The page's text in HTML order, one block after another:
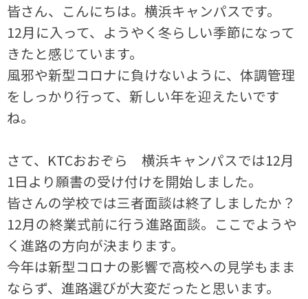
皆さん、こんにちは。横浜キャンパスです。
12月に入って、ようやく冬らしい季節になって
きたと感じています。
風邪や新型コロナに負けないように、体調管理
をしっかり行って、新しい年を迎えたいです
ね。
さて、KTCおおぞら 横浜キャンパスでは12月
1日より願書の受け付けを開始しました。
皆さんの学校では三者面談は終了しましたか？
12月の終業式前に行う進路面談。ここでようや
く進路の方向が決まります。
今年は新型コロナの影響で高校への見学もまま
ならず、進路選びが大変だったと思います。